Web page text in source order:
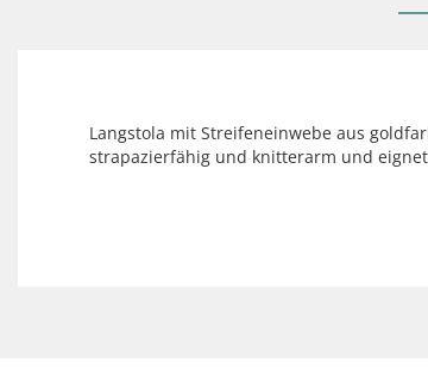
Langstola mit Streifeneinwebe aus
strapazierfähig und knitterarm und